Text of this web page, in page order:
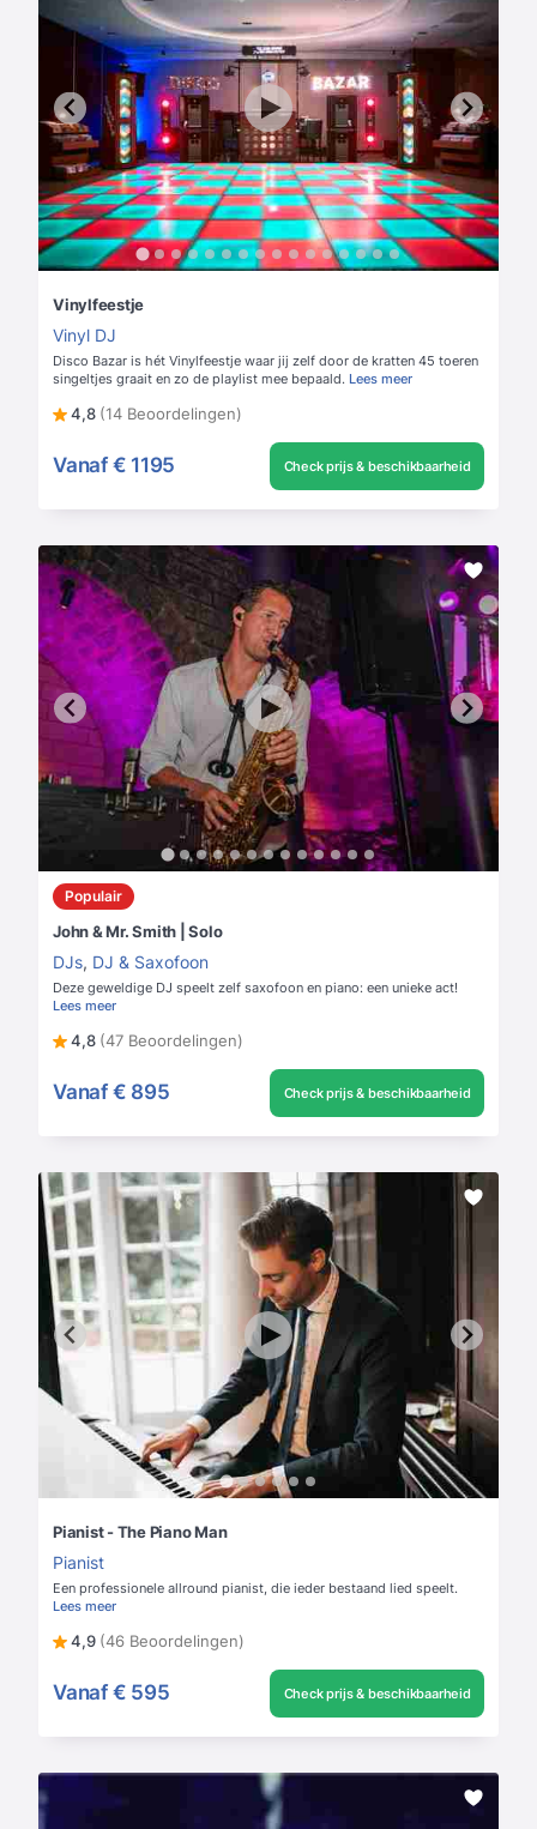
Vinylfeestje
Vinyl DJ
Disco Bazar is hét Vinylfeestje waar jij zelf door de kratten 45 toeren
singeltjes graait en zo de playlist mee bepaald. Lees meer
4,8 (14 Beoordelingen)
Vanaf € 1195 Check prijs & beschikbaarheid
Populair
John & Mr. Smith | Solo
DJs, DJ & Saxofoon
Deze geweldige DJ speelt zelf saxofoon en piano: een unieke act!
Lees meer
4,8 (47 Beoordelingen)
Vanaf € 895 Check prijs & beschikbaarheid
Pianist - The Piano Man
Pianist
Een professionele allround pianist, die ieder bestaand lied speelt.
Lees meer
4,9 (46 Beoordelingen)
Vanaf € 595 Check prijs & beschikbaarheid